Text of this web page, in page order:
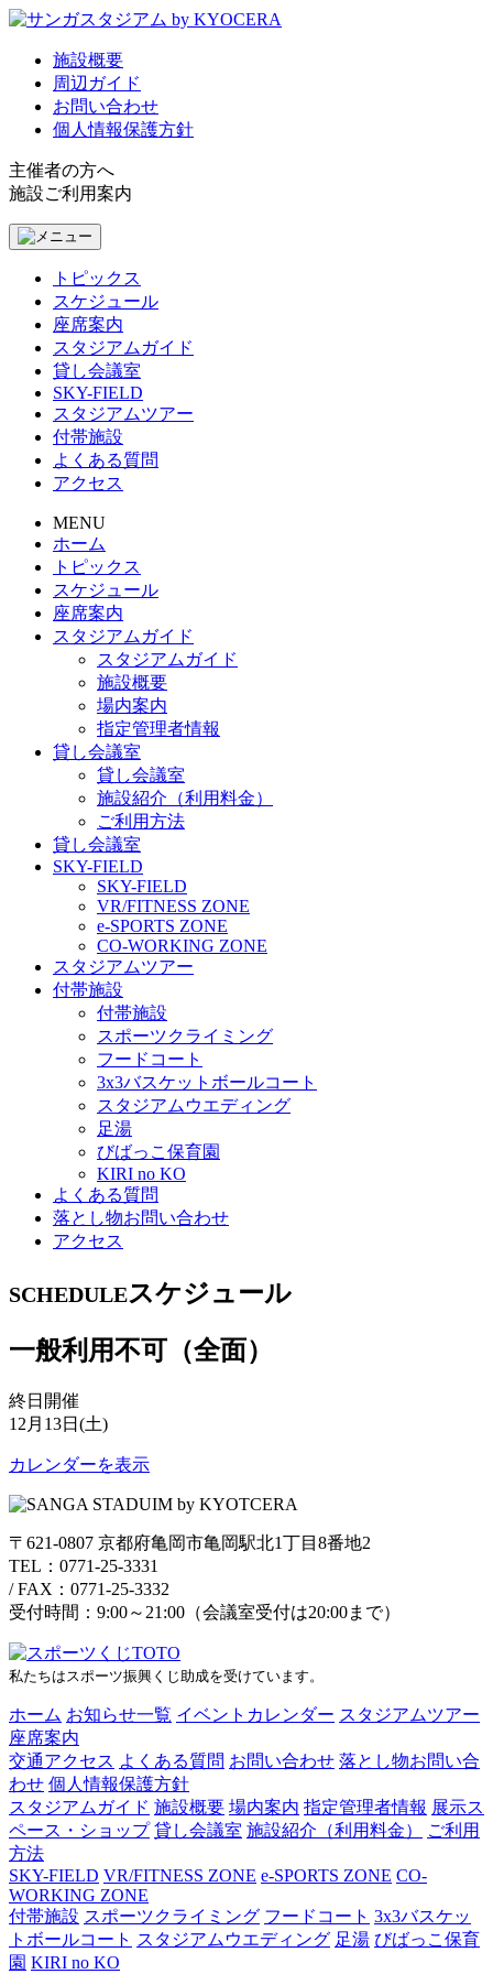
施設概要
周辺ガイド
お問い合わせ
個人情報保護方針
主催者の方へ
施設ご利用案内
トピックス
スケジュール
座席案内
スタジアムガイド
貸し会議室
SKY-FIELD
スタジアムツアー
付帯施設
よくある質問
アクセス
MENU
ホーム
トピックス
スケジュール
座席案内
スタジアムガイド
スタジアムガイド
施設概要
場内案内
指定管理者情報
貸し会議室
貸し会議室
施設紹介（利用料金）
ご利用方法
貸し会議室
SKY-FIELD
SKY-FIELD
VR/FITNESS ZONE
e-SPORTS ZONE
CO-WORKING ZONE
スタジアムツアー
付帯施設
付帯施設
スポーツクライミング
フードコート
3x3バスケットボールコート
スタジアムウエディング
足湯
びばっこ保育園
KIRI no KO
よくある質問
落とし物お問い合わせ
アクセス
SCHEDULEスケジュール
一般利用不可（全面）
終日開催
12月13日(土)
カレンダーを表示
〒621-0807 京都府亀岡市亀岡駅北1丁目8番地2
TEL：0771-25-3331
/FAX：0771-25-3332
受付時間：9:00～21:00（会議室受付は20:00まで）
私たちはスポーツ振興くじ助成を受けています。
ホーム お知らせ一覧 イベントカレンダー スタジアムツアー
座席案内
交通アクセス よくある質問 お問い合わせ 落とし物お問い合
わせ 個人情報保護方針
スタジアムガイド 施設概要 場内案内 指定管理者情報 展示ス
ペース・ショップ 貸し会議室 施設紹介（利用料金）
ご利用
方法
SKY-FIELD VR/FITNESS ZONE e-SPORTS ZONE CO-
WORKING ZONE
付帯施設 スポーツクライミング フードコート 3x3バスケッ
トボールコート スタジアムウエディング 足湯 びばっこ保育
園 KIRI no KO